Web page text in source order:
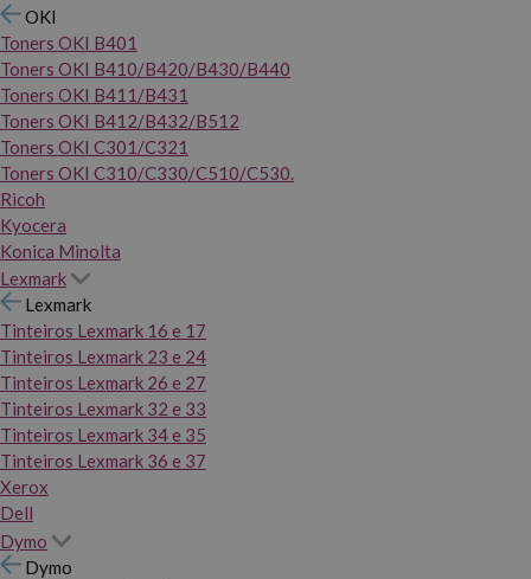
OKI
Toners OKI B401
Toners OKI B410/B420/B430/B440
Toners OKI B411/B431
Toners OKI B412/B432/B512
Toners OKI C301/C321
Toners OKI C310/C330/C510/C530.
Ricoh
Kyocera
Konica Minolta
Lexmark
Lexmark
Tinteiros Lexmark 16 e 17
Tinteiros Lexmark 23 e 24
Tinteiros Lexmark 26 e 27
Tinteiros Lexmark 32 e 33
Tinteiros Lexmark 34 e 35
Tinteiros Lexmark 36 e 37
Xerox
Dell
Dymo
Dymo